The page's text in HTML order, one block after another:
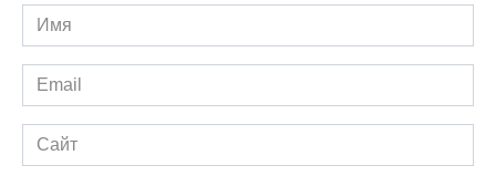
Имя
*
Email
*
Сайт